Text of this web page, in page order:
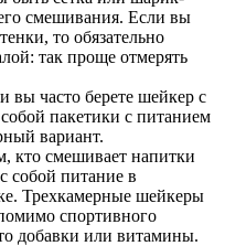
смешивания. Если вы
то обязательно
так проще отмерять
вы часто берете шейкер с
пакетики с питанием
вариант.
кто смешивает напитки
собой питание в
Трехкамерные шейкеры
спортивного
добавки или витамины.